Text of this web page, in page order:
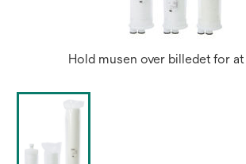
Hold musen over billedet for